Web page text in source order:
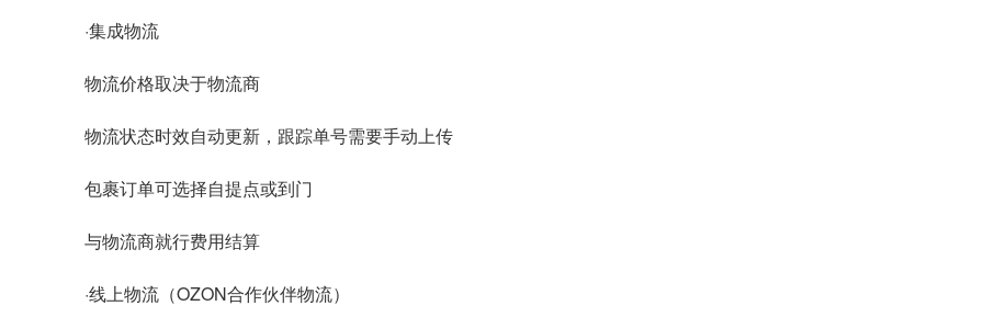
·集成物流
物流价格取决于物流商
物流状态时效自动更新，跟踪单号需要手动上传
包裹订单可选择自提点或到门
与物流商就行费用结算
·线上物流（OZON合作伙伴物流）